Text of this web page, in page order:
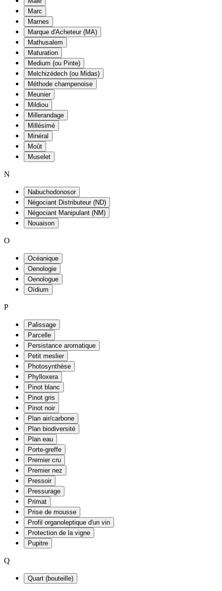
Marc
Marnes
Marque d'Acheteur (MA)
Mathusalem
Maturation
Medium (ou Pinte)
Melchizédech (ou Midas)
Méthode champenoise
Meunier
Mildiou
Millerandage
Millésimé
Minéral
Moût
Muselet
N
Nabuchodonosor
Négociant Distributeur (ND)
Négociant Manipulant (NM)
Nouaison
O
Océanique
Oenologie
Oenologue
Oïdium
P
Palissage
Parcelle
Persistance aromatique
Petit meslier
Photosynthèse
Phylloxera
Pinot blanc
Pinot gris
Pinot noir
Plan air/carbone
Plan biodiversité
Plan eau
Porte-greffe
Premier cru
Premier nez
Pressoir
Pressurage
Primat
Prise de mousse
Profil organoleptique d'un vin
Protection de la vigne
Pupitre
Q
Quart (bouteille)